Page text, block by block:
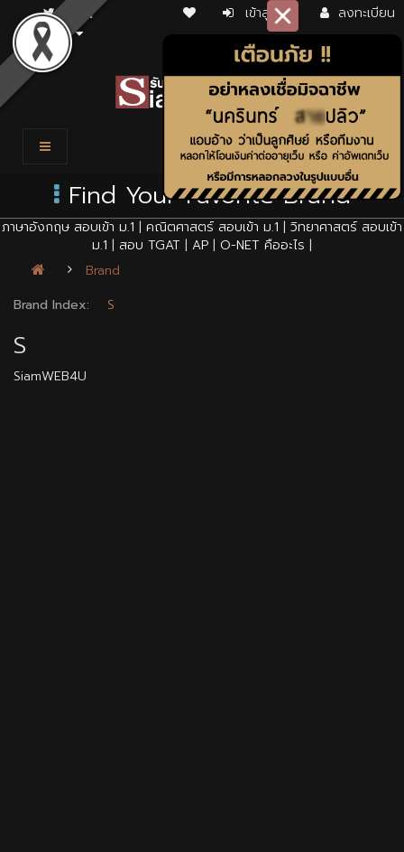
เข้าสู่ระบบ ลงทะเบียน
Find Your Favorite Brand
ภาษาอังกฤษ สอบเข้า ม.1 | คณิตศาสตร์ สอบเข้า ม.1 | วิทยาศาสตร์ สอบเข้า
ม.1 | สอบ TGAT | AP | O-NET คืออะไร |
Brand
Brand Index:
S
S
SiamWEB4U